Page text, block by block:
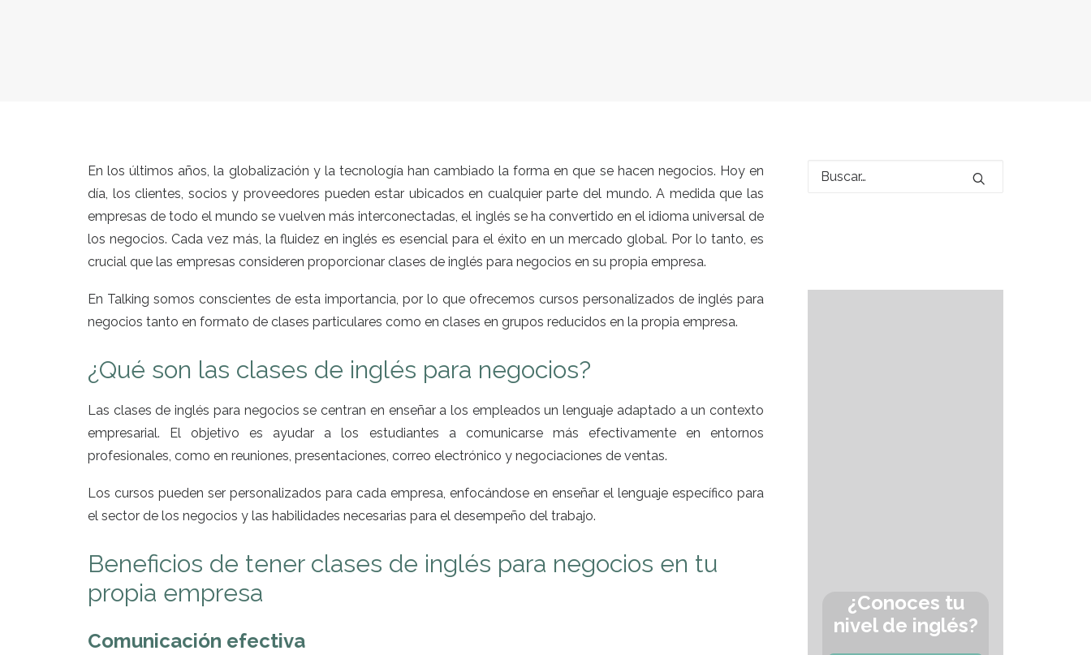
En los últimos años, la globalización y la tecnología han cambiado la forma en que se hacen negocios. Hoy en
día, los clientes, socios y proveedores pueden estar ubicados en cualquier parte del mundo. A medida que las
empresas de todo el mundo se vuelven más interconectadas, el inglés se ha convertido en el idioma universal de
los negocios. Cada vez más, la fluidez en inglés es esencial para el éxito en un mercado global. Por lo tanto, es
crucial que las empresas consideren proporcionar clases de inglés para negocios en su propia empresa.
En Talking somos conscientes de esta importancia, por lo que ofrecemos cursos personalizados de inglés para
negocios tanto en formato de clases particulares como en clases en grupos reducidos en la propia empresa.
¿Qué son las clases de inglés para negocios?
Las clases de inglés para negocios se centran en enseñar a los empleados un lenguaje adaptado a un contexto
empresarial. El objetivo es ayudar a los estudiantes a comunicarse más efectivamente en entornos
profesionales, como en reuniones, presentaciones, correo electrónico y negociaciones de ventas.
Los cursos pueden ser personalizados para cada empresa, enfocándose en enseñar el lenguaje específico para
el sector de los negocios y las habilidades necesarias para el desempeño del trabajo.
Beneficios de tener clases de inglés para negocios en tu
propia empresa
Comunicación efectiva
¿Conoces tu
nivel de inglés?